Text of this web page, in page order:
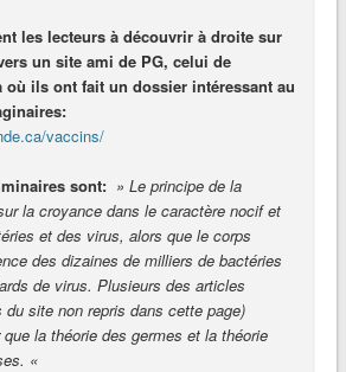
les lecteurs à découvrir à droite sur
un site ami de PG, celui de
où ils ont fait un dossier intéressant au
vaccins/
sont:» Le principe de la
la croyance dans le caractère nocif et
et des virus, alors que le corps
des dizaines de milliers de bactéries
de virus. Plusieurs des articles
du site non repris dans cette page)
la théorie des germes et la théorie
«